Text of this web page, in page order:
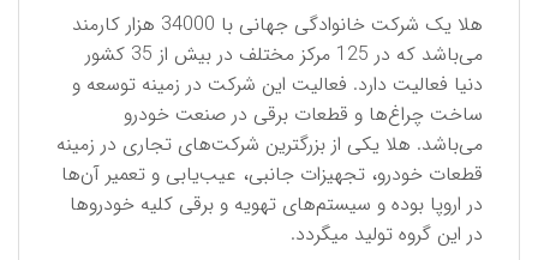
هلا یک شرکت خانوادگی جهانی با 34000 هزار کارمند
می‌باشد که در 125 مرکز مختلف در بیش از 35 کشور
دنیا فعالیت دارد. فعالیت این شرکت در زمینه توسعه و
ساخت چراغ‌ها و قطعات برقی در صنعت خودرو
می‌باشد. هلا یکی از بزرگترین شرکت‌های تجاری در زمینه
قطعات خودرو، تجهیزات جانبی، عیب‌یابی و تعمیر آن‌ها
در اروپا بوده و سیستم‌های تهویه و برقی کلیه خودروها
در این گروه تولید میگردد.